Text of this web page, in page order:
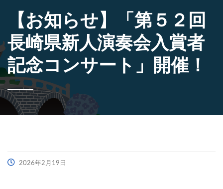
【お知らせ】「第５２回
長崎県新人演奏会入賞者
記念コンサート」開催！
2026年2月19日